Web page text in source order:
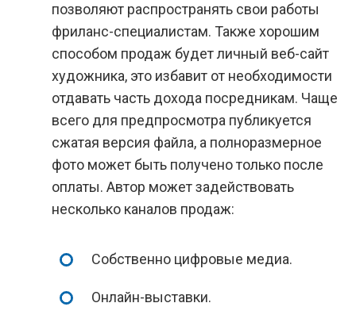
позволяют распространять свои работы
фриланс-специалистам. Также хорошим
способом продаж будет личный веб-сайт
художника, это избавит от необходимости
отдавать часть дохода посредникам. Чаще
всего для предпросмотра публикуется
сжатая версия файла, а полноразмерное
фото может быть получено только после
оплаты. Автор может задействовать
несколько каналов продаж:
Собственно цифровые медиа.
Онлайн-выставки.